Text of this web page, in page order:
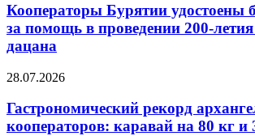
Кооператоры Бурятии удостоены
за помощь в проведении 200-
дацана
28.07.2026
Гастрономический рекорд
кооператоров: каравай на 80 кг и